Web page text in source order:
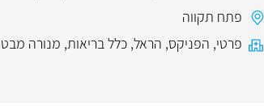
פתח תקווה
פרטי, הפניקס, הראל, כלל בריאות, מנורה